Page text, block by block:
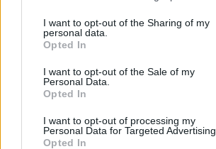
I want to opt-out of the Sharing of my
personal data.
Opted In
I want to opt-out of the Sale of my
Personal Data.
Opted In
I want to opt-out of processing my
Personal Data for Targeted Advertising.
Opted In
Ikke rart den er så populær!